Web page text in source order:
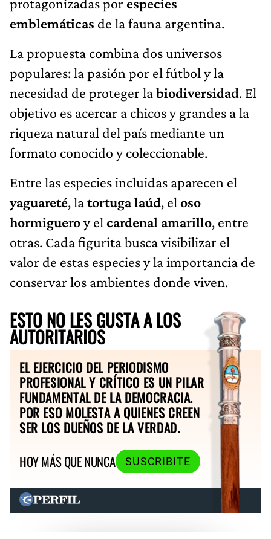
protagonizadas por especies
emblemáticas de la fauna argentina.
La propuesta combina dos universos
populares: la pasión por el fútbol y la
necesidad de proteger labiodiversidad. El
objetivo es acercar a chicos y grandes a la
riqueza natural del país mediante un
formato conocido y coleccionable.
Entre las especies incluidas aparecen el
yaguareté, latortuga laúd, el oso
hormigueroy el cardenal amarillo, entre
otras. Cada figurita busca visibilizar el
valor de estas especies y la importancia de
conservar los ambientes donde viven.
ESTO NO LES GUSTA A LOS
AUTORITARIOS
EL EJERCICIO DEL PERIODISMO
PROFESIONAL Y CRÍTICO ES UN PILAR
FUNDAMENTAL DE LA DEMOCRACIA.
POR ESO MOLESTA A QUIENES CREEN
SER LOS DUEÑOS DE LA VERDAD.
HOY MÁS QUE NUNCA
SUSCRIBITE